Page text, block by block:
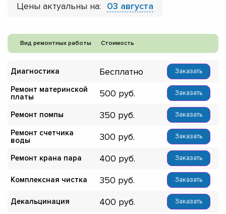
Цены актуальны на: 03 августа
Вид ремонтных работы Стоимость
Диагностика Бесплатно Заказать
Ремонт материнской
платы
500 Заказать
Ремонт помпы 350 Заказать
Ремонт счетчика
воды
300 Заказать
Ремонт крана пара 400 Заказать
Комплексная чистка 350 Заказать
Декальцинация 400 Заказать